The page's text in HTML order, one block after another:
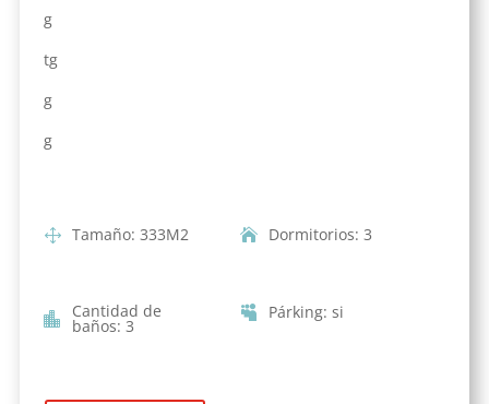
g
tg
g
g
Tamaño: 333M2 Dormitorios: 3
Cantidad de
baños: 3
Párking: si